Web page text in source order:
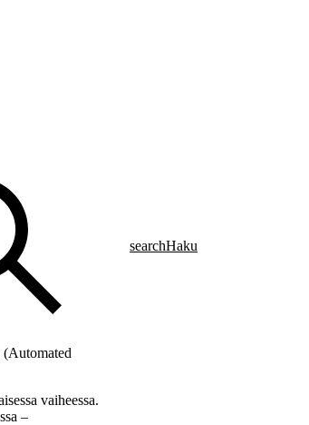
searchHaku
(Automated
vaiheessa.
–